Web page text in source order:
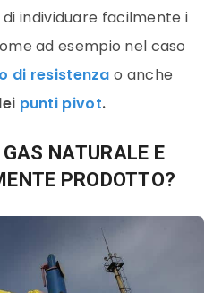
individuare facilmente i
ad esempio nel caso
di resistenza o anche
punti pivot.
NATURALE E
PRODOTTO?